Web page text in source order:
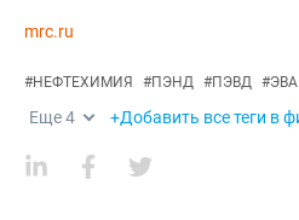
mrc.ru
#НЕФТЕХИМИЯ #ПЭНД #ПЭВД #ЭВА
Еще4 +Добавить все теги в